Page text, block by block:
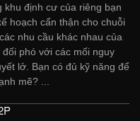
khu định cư của riêng bạn
hoạch cẩn thận cho chuỗi
nhu cầu khác nhau của
phó với các mối nguy
lở. Bạn có đủ kỹ năng để
mẽ? ...